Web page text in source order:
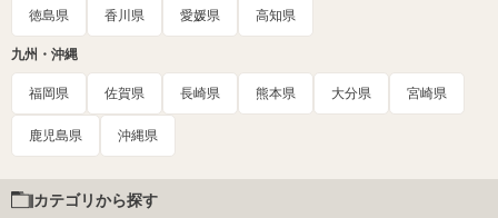
徳島県 香川県 愛媛県 高知県
九州・沖縄
福岡県 佐賀県 長崎県 熊本県 大分県 宮崎県
鹿児島県 沖縄県
カテゴリから探す